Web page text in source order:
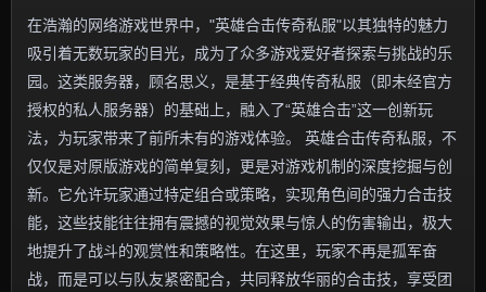
在浩瀚的网络游戏世界中，"英雄合击传奇私服"以其独特的魅力
吸引着无数玩家的目光，成为了众多游戏爱好者探索与挑战的乐
园。这类服务器，顾名思义，是基于经典传奇私服（即未经官方
授权的私人服务器）的基础上，融入了“英雄合击”这一创新玩
法，为玩家带来了前所未有的游戏体验。 英雄合击传奇私服，不
仅仅是对原版游戏的简单复刻，更是对游戏机制的深度挖掘与创
新。它允许玩家通过特定组合或策略，实现角色间的强力合击技
能，这些技能往往拥有震撼的视觉效果与惊人的伤害输出，极大
地提升了战斗的观赏性和策略性。在这里，玩家不再是孤军奋
战，而是可以与队友紧密配合，共同释放华丽的合击技，享受团